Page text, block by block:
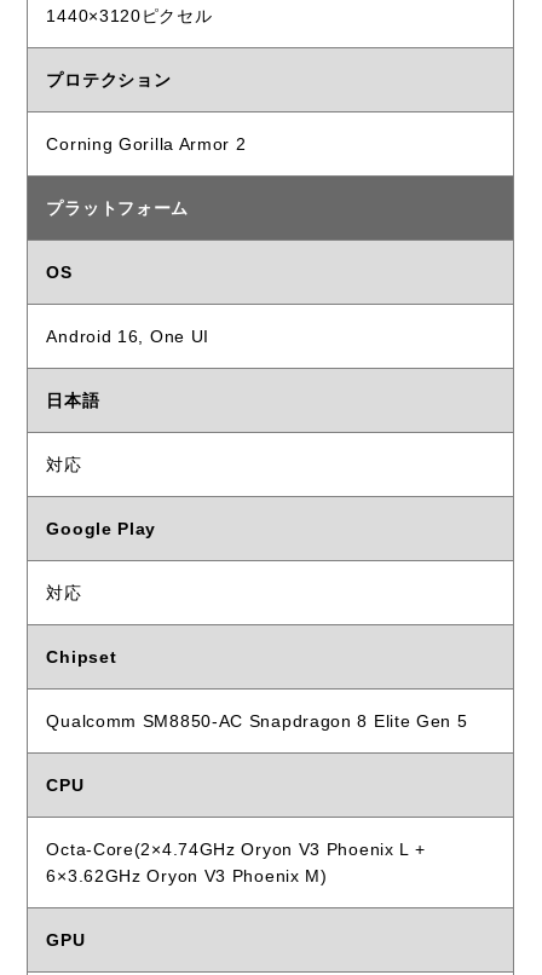
1440×3120ピクセル
プロテクション
Corning Gorilla Armor 2
プラットフォーム
OS
Android 16, One UI
日本語
対応
Google Play
対応
Chipset
Qualcomm SM8850-AC Snapdragon 8 Elite Gen 5
CPU
Octa-Core(2×4.74GHz Oryon V3 Phoenix L +
6×3.62GHz Oryon V3 Phoenix M)
GPU